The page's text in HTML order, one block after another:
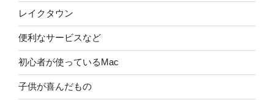
レイクタウン
便利なサービスなど
初心者が使っているMac
子供が喜んだもの